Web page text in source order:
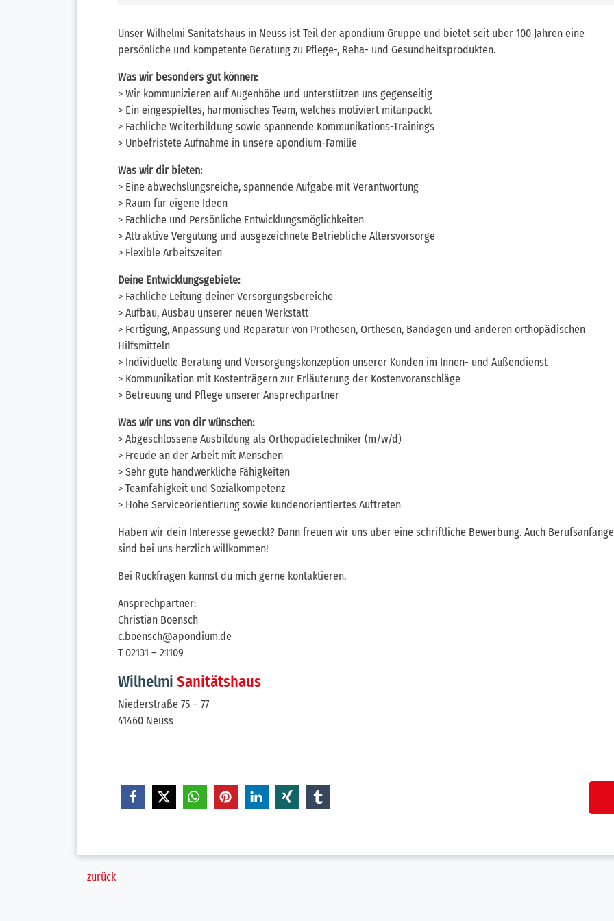
Unser Wilhelmi Sanitätshaus in Neuss ist Teil der apondium Gruppe und bietet seit über 100 Jahren eine
persönliche und kompetente Beratung zu Pflege-, Reha- und Gesundheitsprodukten.
Was wir besonders gut können:
> Wir kommunizieren auf Augenhöhe und unterstützen uns gegenseitig
> Ein eingespieltes, harmonisches Team, welches motiviert mitanpackt
> Fachliche Weiterbildung sowie spannende Kommunikations-Trainings
> Unbefristete Aufnahme in unsere apondium-Familie
Was wir dir bieten:
> Eine abwechslungsreiche, spannende Aufgabe mit Verantwortung
> Raum für eigene Ideen
> Fachliche und Persönliche Entwicklungsmöglichkeiten
> Attraktive Vergütung und ausgezeichnete Betriebliche Altersvorsorge
> Flexible Arbeitszeiten
Deine Entwicklungsgebiete:
> Fachliche Leitung deiner Versorgungsbereiche
> Aufbau, Ausbau unserer neuen Werkstatt
> Fertigung, Anpassung und Reparatur von Prothesen, Orthesen, Bandagen und anderen orthopädischen
Hilfsmitteln
> Individuelle Beratung und Versorgungskonzeption unserer Kunden im Innen- und Außendienst
> Kommunikation mit Kostenträgern zur Erläuterung der Kostenvoranschläge
> Betreuung und Pflege unserer Ansprechpartner
Was wir uns von dir wünschen:
> Abgeschlossene Ausbildung als Orthopädietechniker (m/w/d)
> Freude an der Arbeit mit Menschen
> Sehr gute handwerkliche Fähigkeiten
> Teamfähigkeit und Sozialkompetenz
> Hohe Serviceorientierung sowie kundenorientiertes Auftreten
Haben wir dein Interesse geweckt? Dann freuen wir uns über eine schriftliche Bewerbung. Auch
sind bei uns herzlich willkommen!
Bei Rückfragen kannst du mich gerne kontaktieren.
Ansprechpartner:
Christian Boensch
c.boensch@apondium.de
T 02131 – 21109
Wilhelmi Sanitätshaus
Niederstraße 75 – 77
41460 Neuss
zurück